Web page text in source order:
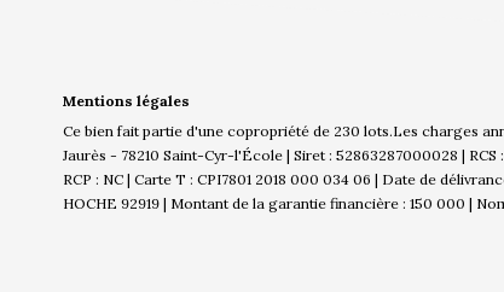
Mentions légales
Ce bien fait partie d'une copropriété de 230 lots.Les charges
Jaurès - 78210 Saint-Cyr-l'École | Siret : 52863287000028 |
RCP : NC | Carte T : CPI7801 2018 000 034 06 | Date de
HOCHE 92919 | Montant de la garantie financière : 150 000 |